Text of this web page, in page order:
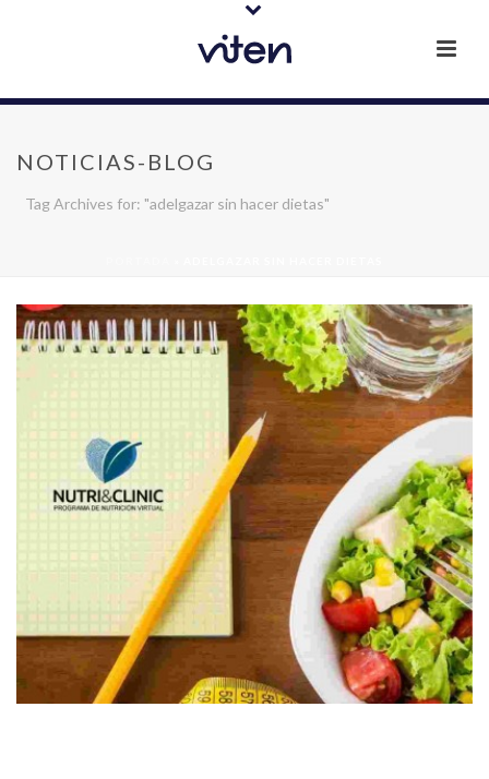
NOTICIAS-BLOG
Tag Archives for: "adelgazar sin hacer dietas"